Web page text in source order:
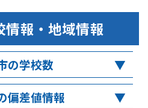
情報・地域情報
の学校数
偏差値情報